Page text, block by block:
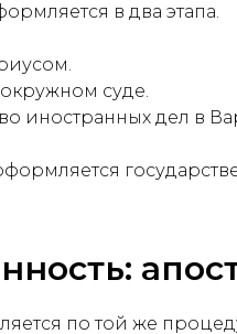
в два этапа.
суде.
иностранных дел в
по той же